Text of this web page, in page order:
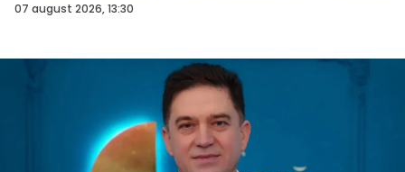
07 august 2026, 13:30